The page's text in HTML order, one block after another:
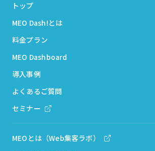
トップ
MEO Dash!とは
料金プラン
MEO Dashboard
導入事例
よくあるご質問
セミナー
MEOとは（Web集客ラボ）